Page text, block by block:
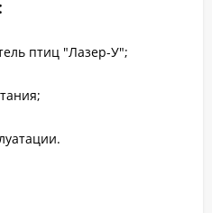
птиц "Лазер-У";